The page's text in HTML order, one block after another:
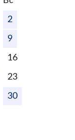
2
9
16
23
30